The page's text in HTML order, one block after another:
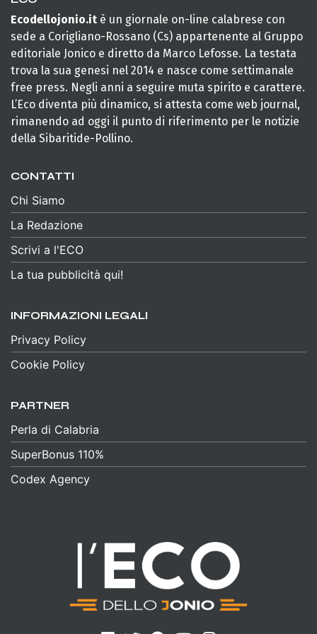
Ecodellojonio.it è un giornale on-line calabrese con
sede a Corigliano-Rossano (Cs) appartenente al Gruppo
editoriale Jonico e diretto da Marco Lefosse. La testata
trova la sua genesi nel 2014 e nasce come settimanale
free press. Negli anni a seguire muta spirito e carattere.
L’Eco diventa più dinamico, si attesta come web journal,
rimanendo ad oggi il punto di riferimento per le notizie
della Sibaritide-Pollino.
CONTATTI
Chi Siamo
La Redazione
Scrivi a l'ECO
La tua pubblicità qui!
INFORMAZIONI LEGALI
Privacy Policy
Cookie Policy
PARTNER
Perla di Calabria
SuperBonus 110%
Codex Agency